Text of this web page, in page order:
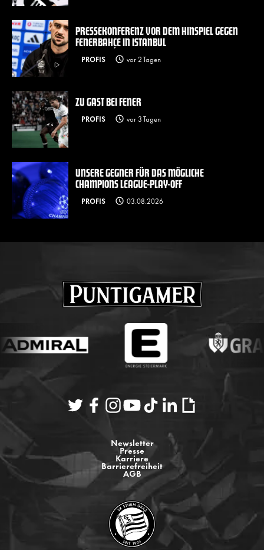
PRESSEKONFERENZ VOR DEM HINSPIEL GEGEN
FENERBAHÇE IN ISTANBUL
PROFIS vor 2 Tagen
ZU GAST BEI FENER
PROFIS vor 3 Tagen
UNSERE GEGNER FÜR DAS MÖGLICHE
CHAMPIONS LEAGUE-PLAY-OFF
PROFIS 03.08.2026
Newsletter
Presse
Karriere
Barrierefreiheit
AGB